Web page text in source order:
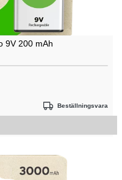
9V 200 mAh
Beställningsvara